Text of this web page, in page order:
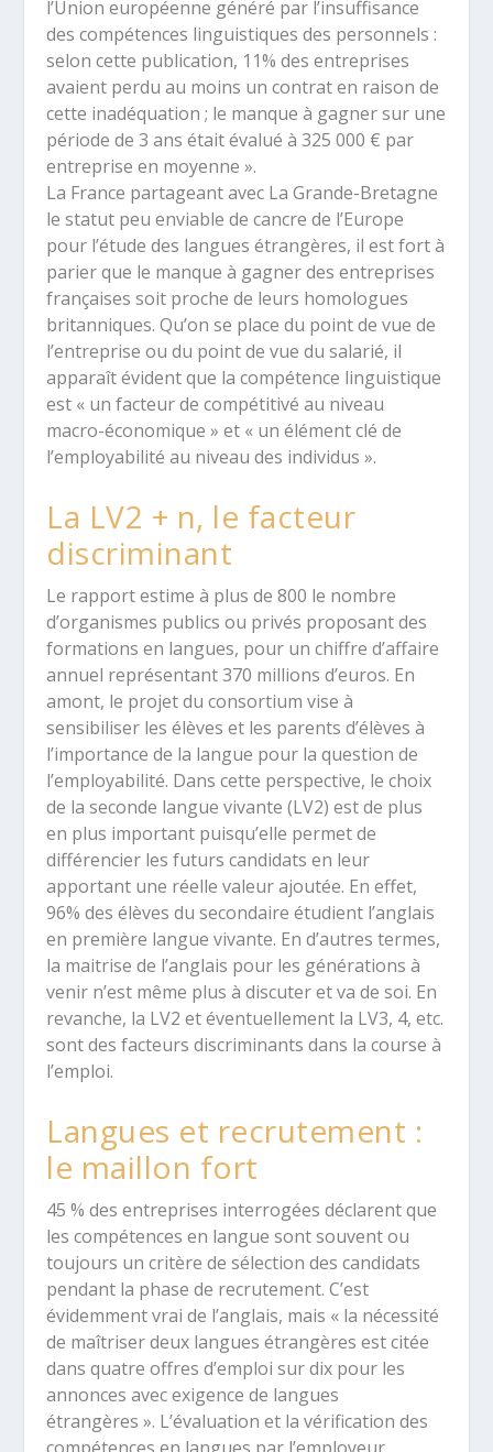
l’Union européenne généré par l’insuffisance
des compétences linguistiques des personnels :
selon cette publication, 11% des entreprises
avaient perdu au moins un contrat en raison de
cette inadéquation ; le manque à gagner sur une
période de 3 ans était évalué à 325 000 € par
entreprise en moyenne ».
La France partageant avec La Grande-Bretagne
le statut peu enviable de cancre de l’Europe
pour l’étude des langues étrangères, il est fort à
parier que le manque à gagner des entreprises
françaises soit proche de leurs homologues
britanniques. Qu’on se place du point de vue de
l’entreprise ou du point de vue du salarié, il
apparaît évident que la compétence linguistique
est « un facteur de compétitivé au niveau
macro-économique » et « un élément clé de
l’employabilité au niveau des individus ».
La LV2 + n, le facteur
discriminant
Le rapport estime à plus de 800 le nombre
d’organismes publics ou privés proposant des
formations en langues, pour un chiffre d’affaire
annuel représentant 370 millions d’euros. En
amont, le projet du consortium vise à
sensibiliser les élèves et les parents d’élèves à
l’importance de la langue pour la question de
l’employabilité. Dans cette perspective, le choix
de la seconde langue vivante (LV2) est de plus
en plus important puisqu’elle permet de
différencier les futurs candidats en leur
apportant une réelle valeur ajoutée. En effet,
96% des élèves du secondaire étudient l’anglais
en première langue vivante. En d’autres termes,
la maitrise de l’anglais pour les générations à
venir n’est même plus à discuter et va de soi. En
revanche, la LV2 et éventuellement la LV3, 4, etc.
sont des facteurs discriminants dans la course à
l’emploi.
Langues et recrutement :
le maillon fort
45 % des entreprises interrogées déclarent que
les compétences en langue sont souvent ou
toujours un critère de sélection des candidats
pendant la phase de recrutement. C’est
évidemment vrai de l’anglais, mais « la nécessité
de maîtriser deux langues étrangères est citée
dans quatre offres d’emploi sur dix pour les
annonces avec exigence de langues
étrangères ». L’évaluation et la vérification des
compétences en langues par l’employeur